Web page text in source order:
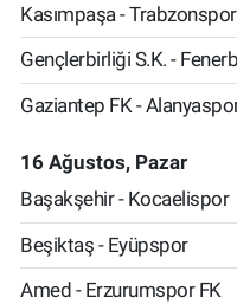
Kasımpaşa - Trabzonspor
Gençlerbirliği S.K. -
Gaziantep FK -
16 Ağustos, Pazar
Başakşehir - Kocaelispor
Beşiktaş - Eyüpspor
Amed - Erzurumspor FK